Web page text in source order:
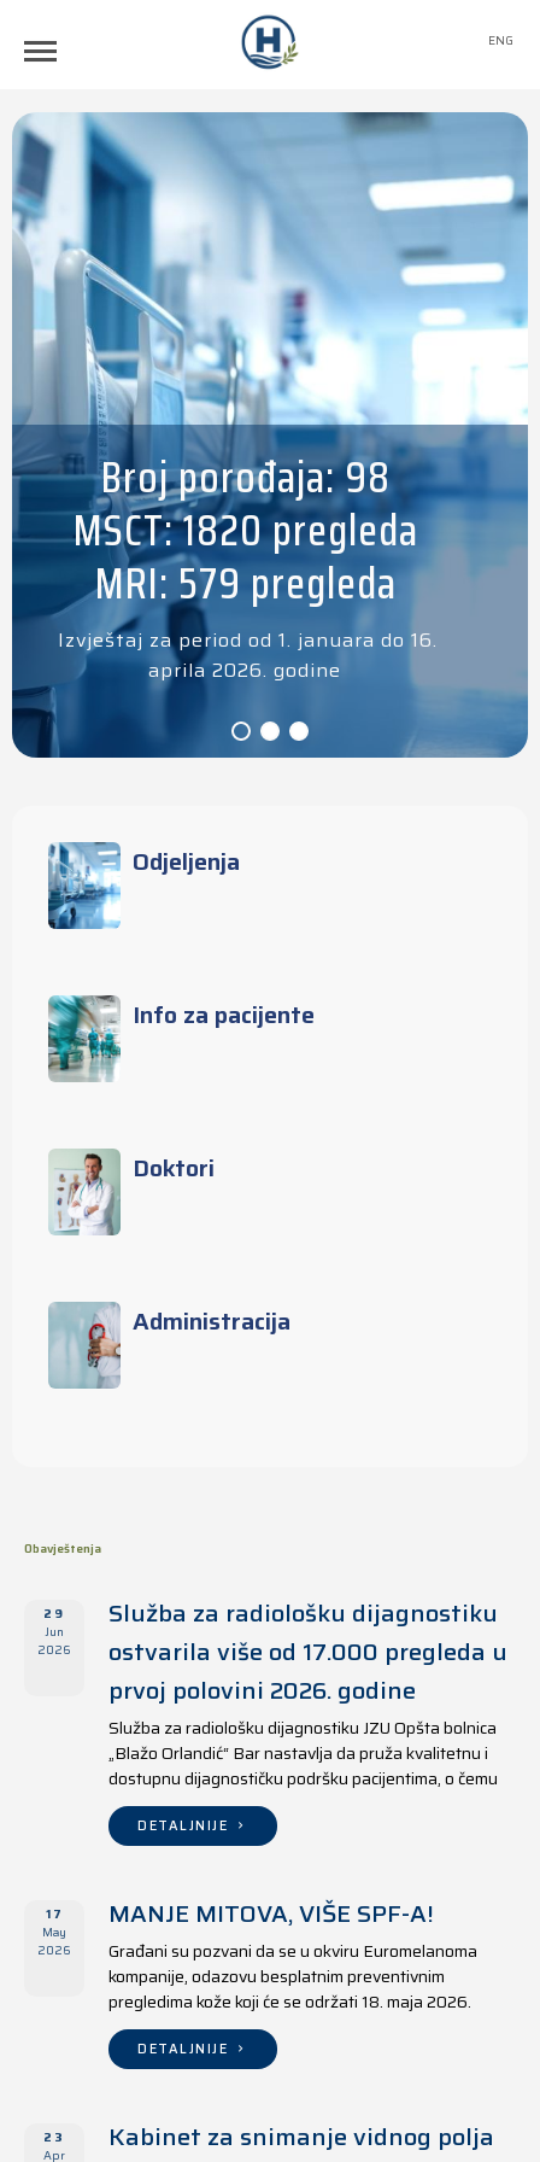
ENG
Broj porođaja: 98
MSCT: 1820 pregleda
MRI: 579 pregleda
Izvještaj za period od 1. januara do 16.
aprila 2026. godine
Odjeljenja
Info za pacijente
Doktori
Administracija
Obavještenja
29
Jun
2026
Služba za radiološku dijagnostiku
ostvarila više od 17.000 pregleda u
prvoj polovini 2026. godine
Služba za radiološku dijagnostiku JZU Opšta bolnica
„Blažo Orlandić“ Bar nastavlja da pruža kvalitetnu i
dostupnu dijagnostičku podršku pacijentima, o čemu
svjedoče i rezultati ostvareni u periodu od 1. januara
do 17. juna 2026. godine.
DETALJNIJE
17
May
2026
MANJE MITOVA, VIŠE SPF-A!
Građani su pozvani da se u okviru Euromelanoma
kompanije, odazovu besplatnim preventivnim
pregledima kože koji će se održati 18. maja 2026.
godine u jedanaest opština širom Crne Gore, kako u
državnim tako i u privatnim zdravstvenim ustanovama.
DETALJNIJE
23
Apr
Kabinet za snimanje vidnog polja